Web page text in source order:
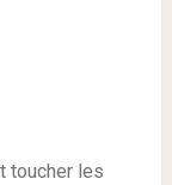
toucher les